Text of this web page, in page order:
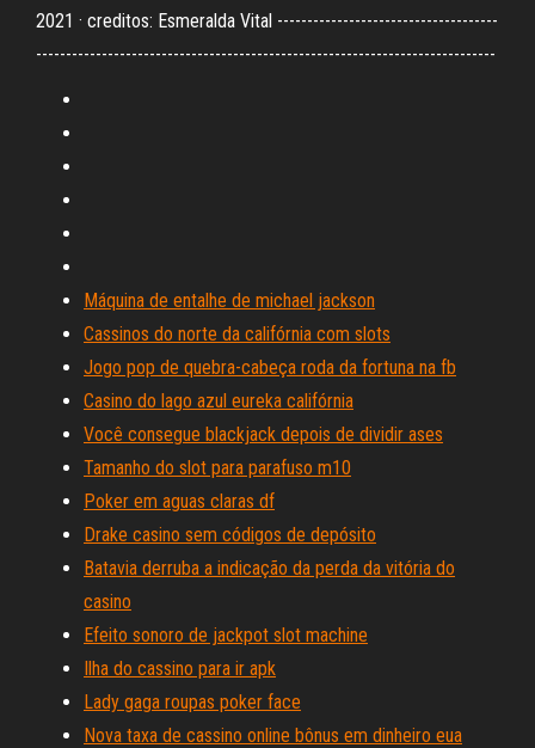
2021 · creditos: Esmeralda Vital -------------------------------------
-----------------------------------------------------------------------------
Máquina de entalhe de michael jackson
Cassinos do norte da califórnia com slots
Jogo pop de quebra-cabeça roda da fortuna na fb
Casino do lago azul eureka califórnia
Você consegue blackjack depois de dividir ases
Tamanho do slot para parafuso m10
Poker em aguas claras df
Drake casino sem códigos de depósito
Batavia derruba a indicação da perda da vitória do
casino
Efeito sonoro de jackpot slot machine
Ilha do cassino para ir apk
Lady gaga roupas poker face
Nova taxa de cassino online bônus em dinheiro eua